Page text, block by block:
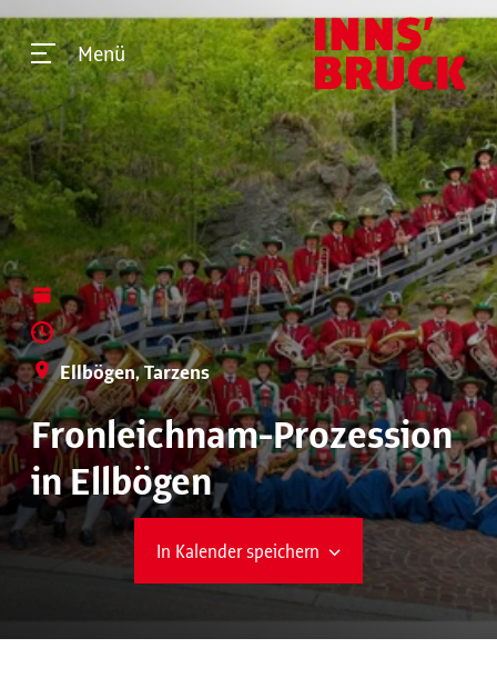
Menü
Ellbögen, Tarzens
Fronleichnam-Prozession
in Ellbögen
In Kalender speichern